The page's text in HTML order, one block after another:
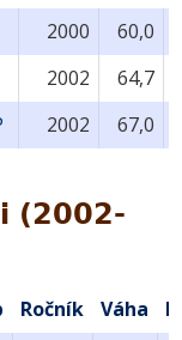
2000
60,0
2002
64,7
2002 67,0
(2002-
Ročník Váha